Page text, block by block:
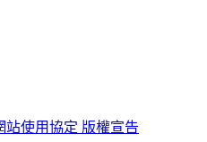
站使用協定 版權宣告